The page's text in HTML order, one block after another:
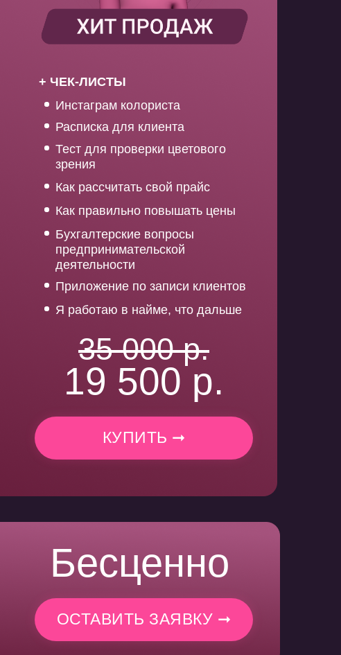
+ ЧЕК-ЛИСТЫ
Инстаграм колориста
Расписка для клиента
Тест для проверки цветового
зрения
Как рассчитать свой прайс
Как правильно повышать цены
Бухгалтерские вопросы
предпринимательской
деятельности
Приложение по записи клиентов
Я работаю в найме, что дальше
35 000 р.
ОСТАВИТЬ ЗАЯВКУ ➞
Бесценно
КУПИТЬ ➞
19 500 р.